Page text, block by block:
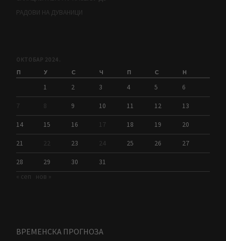
РАДОВИ НА ДУВАНИЦИ
ОКТОБАР 2024.
П У С Ч П С Н
1 2 3 4 5 6
7 8 9 10 11 12 13
14 15 16 17 18 19 20
21 22 23 24 25 26 27
28 29 30
31
« сеп
нов »
ВРЕМЕНСКА ПРОГНОЗА